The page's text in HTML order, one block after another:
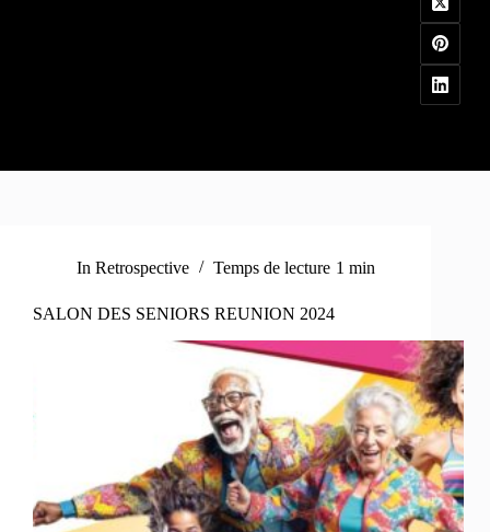
In Retrospective Temps de lecture 1 min
SALON DES SENIORS REUNION 2024